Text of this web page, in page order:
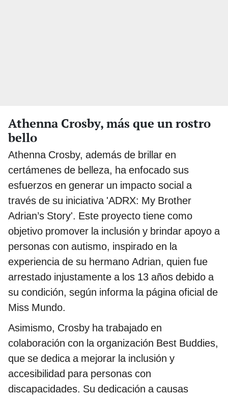
Athenna Crosby, más que un rostro
bello
Athenna Crosby, además de brillar en
certámenes de belleza, ha enfocado sus
esfuerzos en generar un impacto social a
través de su iniciativa 'ADRX: My Brother
Adrian’s Story'. Este proyecto tiene como
objetivo promover la inclusión y brindar apoyo a
personas con autismo, inspirado en la
experiencia de su hermano Adrian, quien fue
arrestado injustamente a los 13 años debido a
su condición, según informa la página oficial de
Miss Mundo.
Asimismo, Crosby ha trabajado en
colaboración con la organización Best Buddies,
que se dedica a mejorar la inclusión y
accesibilidad para personas con
discapacidades. Su dedicación a causas